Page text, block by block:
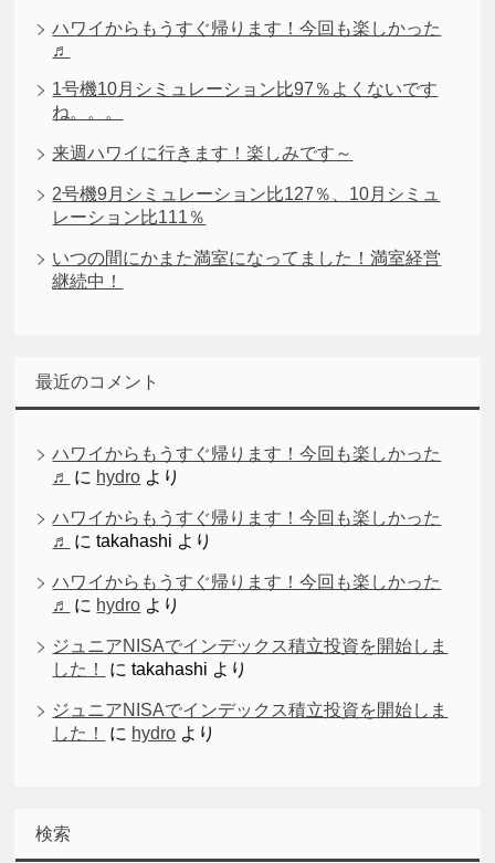
ハワイからもうすぐ帰ります！今回も楽しかった
♬
1号機10月シミュレーション比97％よくないです
ね。。。
来週ハワイに行きます！楽しみです～
2号機9月シミュレーション比127％、10月シミュ
レーション比111％
いつの間にかまた満室になってました！満室経営
継続中！
最近のコメント
ハワイからもうすぐ帰ります！今回も楽しかった
♬
に hydro より
ハワイからもうすぐ帰ります！今回も楽しかった
♬
にtakahashi より
ハワイからもうすぐ帰ります！今回も楽しかった
♬
に hydro より
ジュニアNISAでインデックス積立投資を開始しま
した！
にtakahashi より
ジュニアNISAでインデックス積立投資を開始しま
した！
に hydro より
検索